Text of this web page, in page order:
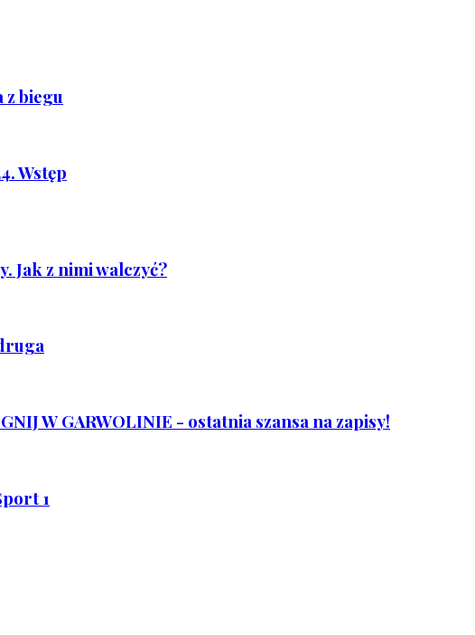
z biegu
Wstęp
Jak z nimi walczyć?
W GARWOLINIE - ostatnia szansa na zapisy!
1